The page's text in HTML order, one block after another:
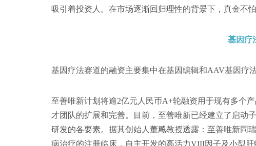
吸引着投资人。在市场逐渐回归理性的背景下，真金不
基因疗
基因疗法赛道的融资主要集中在基因编辑和AAV基因疗
至善唯新计划将逾2亿元人民币A+轮融资用于现有多个
才团队的扩展和完善。目前，至善唯新已经建立了启动
研发的各要素。据其创始人董飚教授透露：至善唯新同
病治疗的注册临床，自主开发的高活力VIII因子及小型